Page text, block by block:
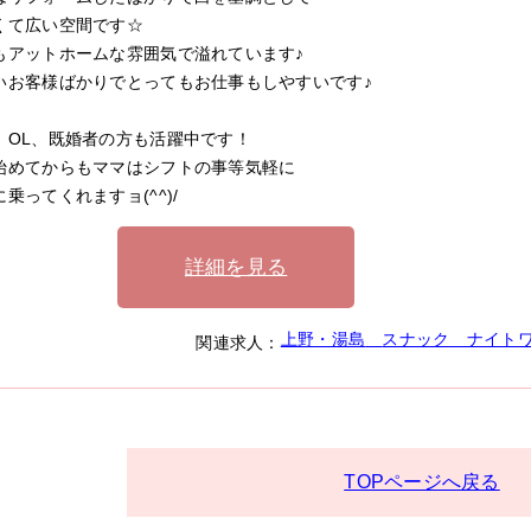
て広い空間です☆
アットホームな雰囲気で溢れています♪
お客様ばかりでとってもお仕事もしやすいです♪
OL、既婚者の方も活躍中です！
めてからもママはシフトの事等気軽に
乗ってくれますョ(^^)/
詳細を見る
関連求人： 上野・湯島 スナック ナイト
TOPページへ戻る